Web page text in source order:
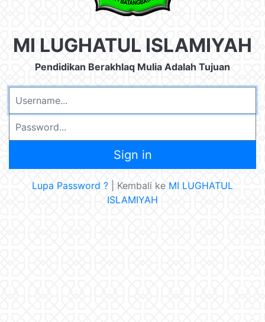
MI LUGHATUL ISLAMIYAH
Pendidikan Berakhlaq Mulia Adalah Tujuan
Sign in
Lupa Password ? | Kembali ke MI LUGHATUL
ISLAMIYAH